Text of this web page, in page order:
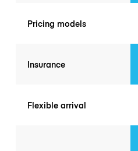
Pricing models
Insurance
Flexible arrival